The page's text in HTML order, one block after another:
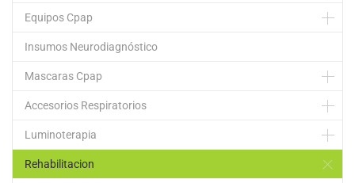
Equipos Cpap
Insumos Neurodiagnóstico
Mascaras Cpap
Accesorios Respiratorios
Luminoterapia
Rehabilitacion